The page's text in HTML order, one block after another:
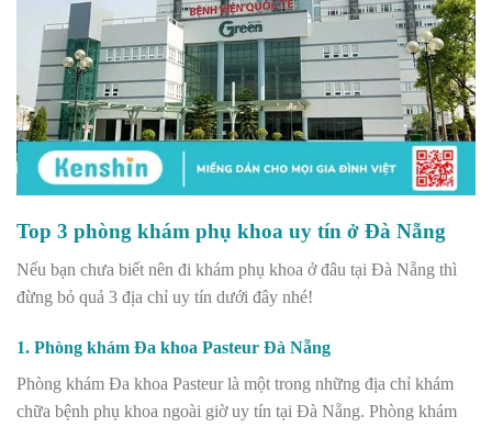
Top 3 phòng khám phụ khoa uy tín ở Đà Nẵng
Nếu bạn chưa biết nên đi khám phụ khoa ở đâu tại Đà Nẵng thì
đừng bỏ quả 3 địa chỉ uy tín dưới đây nhé!
1. Phòng khám Đa khoa Pasteur Đà Nẵng
Phòng khám Đa khoa Pasteur là một trong những địa chỉ khám
chữa bệnh phụ khoa ngoài giờ uy tín tại Đà Nẵng. Phòng khám